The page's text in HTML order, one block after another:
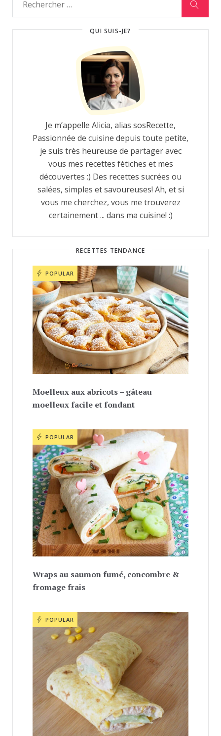
QUI SUIS-JE?
Je m’appelle Alicia, alias sosRecette,
Passionnée de cuisine depuis toute petite,
je suis très heureuse de partager avec
vous mes recettes fétiches et mes
découvertes :) Des recettes sucrées ou
salées, simples et savoureuses! Ah, et si
vous me cherchez, vous me trouverez
certainement ... dans ma cuisine! :)
RECETTES TENDANCE
POPULAR
Moelleux aux abricots – gâteau
moelleux facile et fondant
POPULAR
Wraps au saumon fumé, concombre &
fromage frais
POPULAR